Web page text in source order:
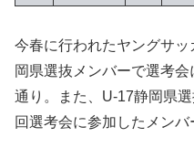
今春に行われたヤングサ
岡県選抜メンバーで選考
通り。また、U-17静岡県
回選考会に参加したメンバ